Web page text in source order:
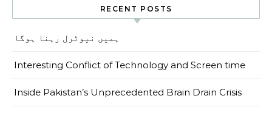
RECENT POSTS
ہمیں نیوٹرل رہنا ہوگا
Interesting Conflict of Technology and Screen time
Inside Pakistan’s Unprecedented Brain Drain Crisis